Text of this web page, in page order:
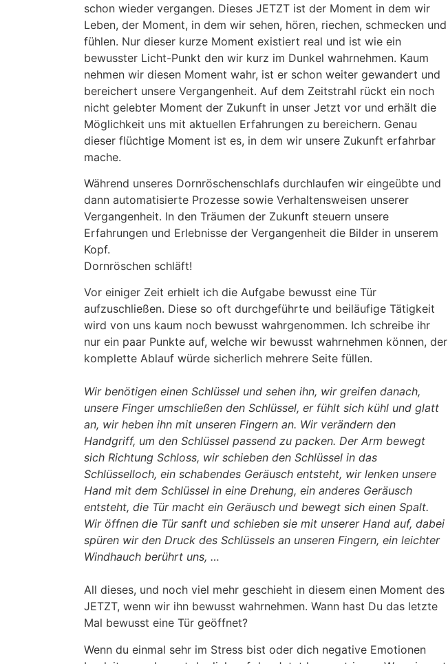
schon wieder vergangen. Dieses JETZT ist der Moment in dem wir
Leben, der Moment, in dem wir sehen, hören, riechen, schmecken und
fühlen. Nur dieser kurze Moment existiert real und ist wie ein
bewusster Licht-Punkt den wir kurz im Dunkel wahrnehmen. Kaum
nehmen wir diesen Moment wahr, ist er schon weiter gewandert und
bereichert unsere Vergangenheit. Auf dem Zeitstrahl rückt ein noch
nicht gelebter Moment der Zukunft in unser Jetzt vor und erhält die
Möglichkeit uns mit aktuellen Erfahrungen zu bereichern. Genau
dieser flüchtige Moment ist es, in dem wir unsere Zukunft erfahrbar
mache.
Während unseres Dornröschenschlafs durchlaufen wir eingeübte und
dann automatisierte Prozesse sowie Verhaltensweisen unserer
Vergangenheit. In den Träumen der Zukunft steuern unsere
Erfahrungen und Erlebnisse der Vergangenheit die Bilder in unserem
Kopf.
Dornröschen schläft!
Vor einiger Zeit erhielt ich die Aufgabe bewusst eine Tür
aufzuschließen. Diese so oft durchgeführte und beiläufige Tätigkeit
wird von uns kaum noch bewusst wahrgenommen. Ich schreibe ihr
nur ein paar Punkte auf, welche wir bewusst wahrnehmen können, der
komplette Ablauf würde sicherlich mehrere Seite füllen.
Wir benötigen einen Schlüssel und sehen ihn, wir greifen danach,
unsere Finger umschließen den Schlüssel, er fühlt sich kühl und glatt
an, wir heben ihn mit unseren Fingern an. Wir verändern den
Handgriff, um den Schlüssel passend zu packen. Der Arm bewegt
sich Richtung Schloss, wir schieben den Schlüssel in das
Schlüsselloch, ein schabendes Geräusch entsteht, wir lenken unsere
Hand mit dem Schlüssel in eine Drehung, ein anderes Geräusch
entsteht, die Tür macht ein Geräusch und bewegt sich einen Spalt.
Wir öffnen die Tür sanft und schieben sie mit unserer Hand auf, dabei
spüren wir den Druck des Schlüssels an unseren Fingern, ein leichter
Windhauch berührt uns, …
All dieses, und noch viel mehr geschieht in diesem einen Moment des
JETZT, wenn wir ihn bewusst wahrnehmen. Wann hast Du das letzte
Mal bewusst eine Tür geöffnet?
Wenn du einmal sehr im Stress bist oder dich negative Emotionen